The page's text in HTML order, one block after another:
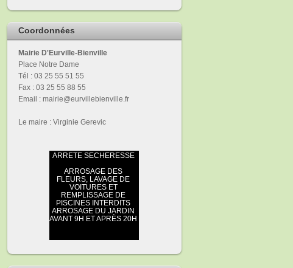
Coordonnées
Mairie D'Eurville-Bienville
Place Notre Dame
Tél : 03 25 55 51 55
Fax : 03 25 55 88 55
Email : mairie@eurvillebienville.fr
Le maire : Virginie Gerevic